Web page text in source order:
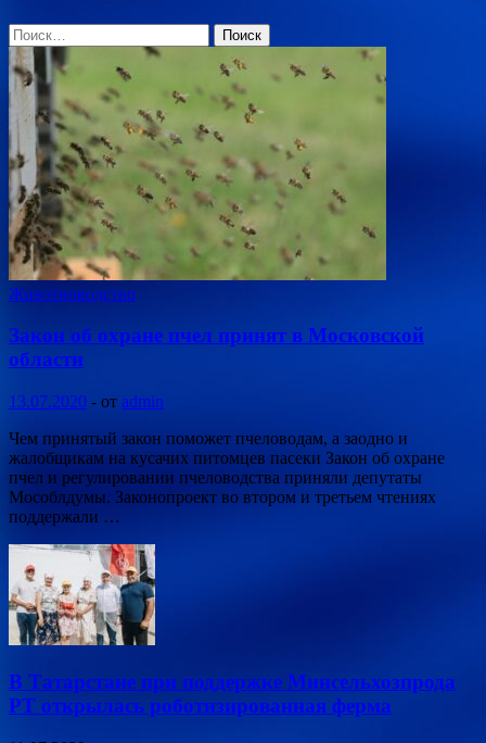
Найти:
Животноводство
Закон об охране пчел принят в Московской
области
13.07.2020 - от admin
Чем принятый закон поможет пчеловодам, а заодно и
жалобщикам на кусачих питомцев пасеки Закон об охране
пчел и регулировании пчеловодства приняли депутаты
Мособлдумы. Законопроект во втором и третьем чтениях
поддержали …
В Татарстане при поддержке Минсельхозпрода
РТ открылась роботизированная ферма